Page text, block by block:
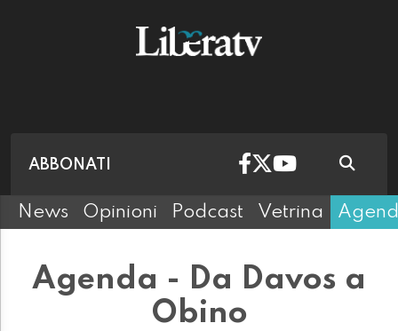
ABBONATI
News Opinioni Podcast Vetrina
Agenda - Da Davos a
Obino